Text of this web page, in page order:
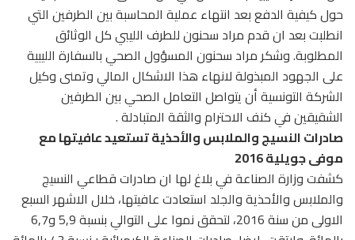
حول كيفية الدفع بعد انتهاء عملية المحاسبة بين الطرفين التي
انطلبت بعد ان قدم مراد سحنون للطرف الليبي كل الوثائق
المطلوبة. وشكر مراد سحنون المسؤول الصحي بالسفارة الليبية
على الجهود المبذولة لانهاء هذا الاشكال المالي وتمنى وكيل
الشركة التونسية أن يتواصل التعامل الصحي بين الطرفين
الشقيقين في كنف الاحترام والثقة المتبادلة .
صادرات النسيج والملابس والأحذية تستعيد عافيتها مع
موفى جويلية 2016
كشفت وزارة الصناعة في بلاغ لها ان صادرات قطاعي النسيج
والملابس والأحذية والجلد استعادت عافيتها، خلال الاشهر السبع
الاولى من سنة 2016، لتحقق نموا على التوالي بنسبة 5,9 و6,7